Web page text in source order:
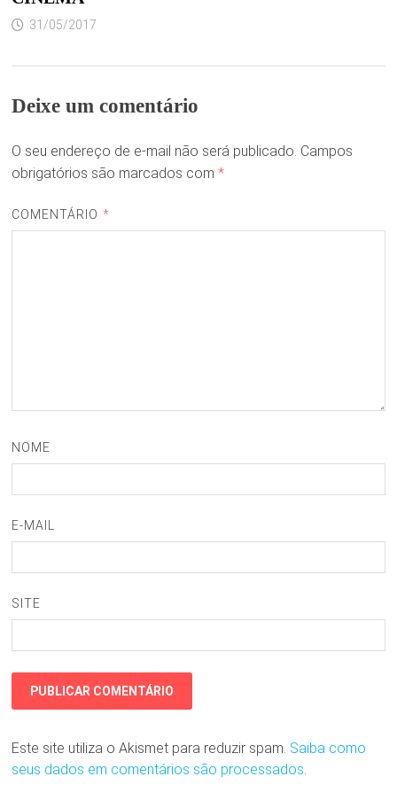
31/05/2017
Deixe um comentário
O seu endereço de e-mail não será publicado. Campos
obrigatórios são marcados com *
COMENTÁRIO *
NOME
E-MAIL
SITE
Este site utiliza o Akismet para reduzir spam. Saiba como
seus dados em comentários são processados